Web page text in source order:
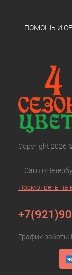
ПОМОЩЬ И
Copyright 2026
г. Санкт-
Посмотреть на
График работы